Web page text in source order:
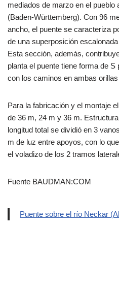
mediados de marzo en el pueblo
(Baden-Württemberg). Con 96
ancho, el puente se caracteriza
de una superposición
Esta sección, además,
planta el puente tiene forma de
con los caminos en ambas
Para la fabricación y el montaje
de 36 m, 24 m y 36 m.
longitud total se dividió en 3
m de luz entre apoyos, con lo
el voladizo de los 2 tramos
Fuente BAUDMAN:COM
Puente sobre el río Neckar